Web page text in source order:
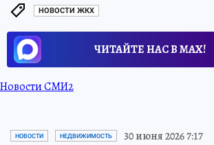
НОВОСТИ ЖКХ
ЧИТАЙТЕ НАС В МАХ!
Новости СМИ2
НОВОСТИ НЕДВИЖИМОСТЬ 30 июня 2026 7:17